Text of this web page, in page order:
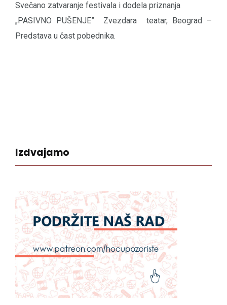
Svečano zatvaranje festivala i dodela priznanja
„PASIVNO PUŠENJE” Zvezdara teatar, Beograd –
Predstava u čast pobednika.
Izdvajamo